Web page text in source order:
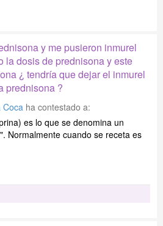
y me pusieron inmurel
la dosis de prednisona y este
¿ tendría que dejar el inmurel
prednisona ?
Coca ha contestado a:
es lo que se denomina un
Normalmente cuando se receta es